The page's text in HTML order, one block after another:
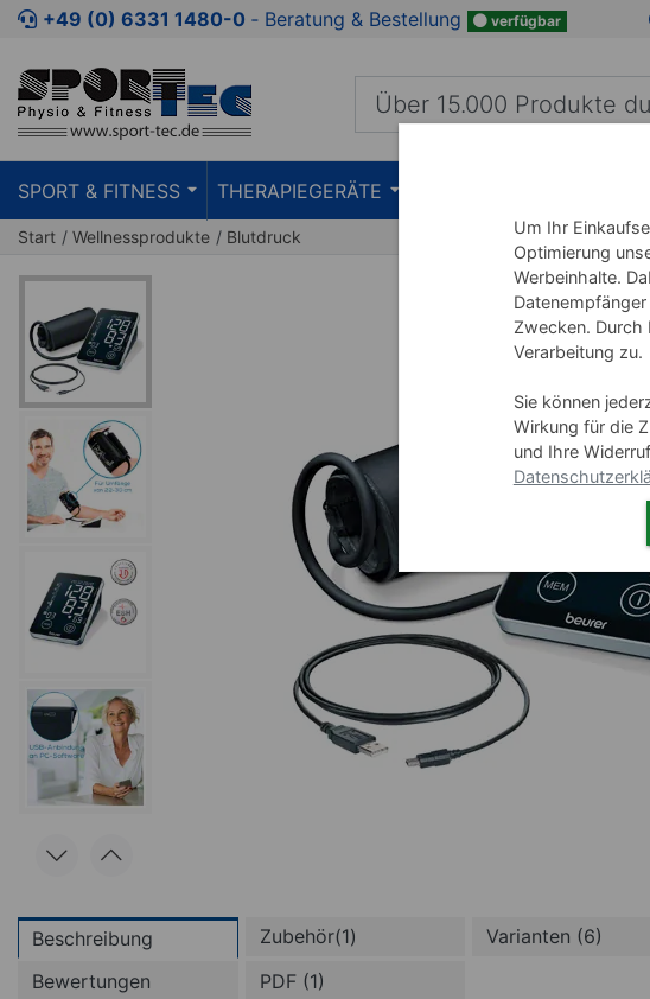
Zum Kaufbereich springen Zur Produktbeschreibung springen Zu den
+49 (0) 6331 1480-0 ‐ Beratung & Bestellung verfügbar
SPORT & FITNESS THERAPIEGERÄTE
Start Wellnessprodukte Blutdruck
Beschreibung Zubehör(1) Varianten (6)
Bewertungen
PDF (1)
Um Ihr
Optimierung
Werbeinhalte.
Zwecken. Durch
Verarbeitung zu.
Sie können
Wirkung für die
und Ihre